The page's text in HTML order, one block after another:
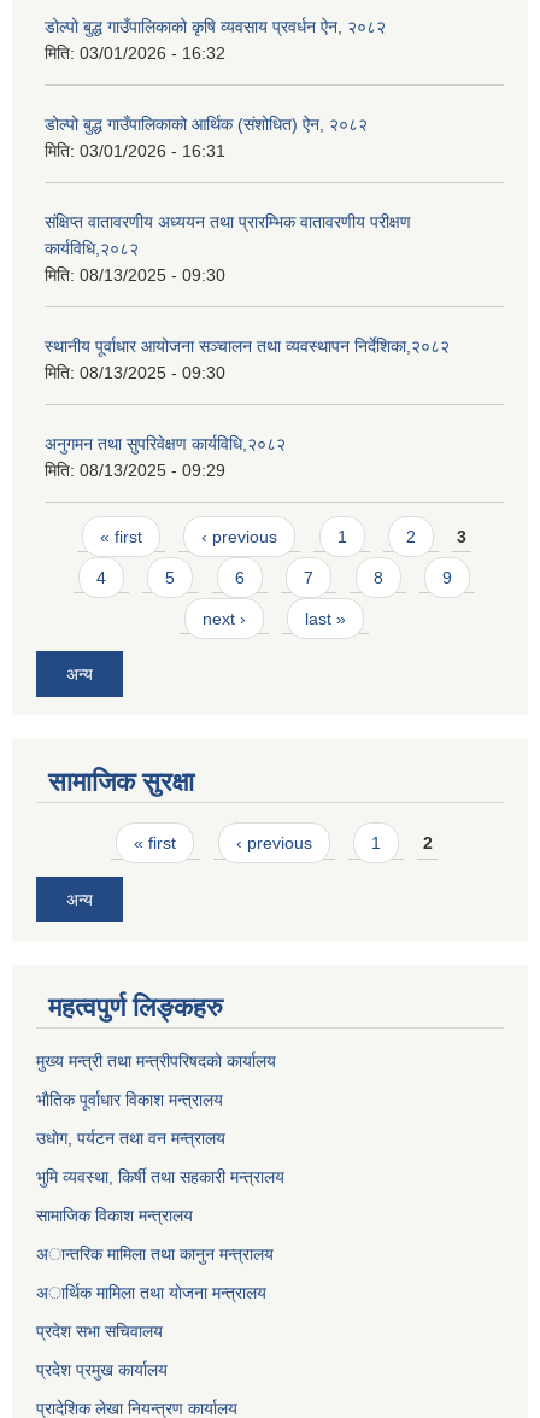
डोल्पो बुद्ध गाउँपालिकाको कृषि व्यवसाय प्रवर्धन ऐन, २०८२
मिति: 03/01/2026 - 16:32
डोल्पो बुद्ध गाउँपालिकाको आर्थिक (संशोधित) ऐन, २०८२
मिति: 03/01/2026 - 16:31
संक्षिप्त वातावरणीय अध्ययन तथा प्रारम्भिक वातावरणीय परीक्षण
कार्यविधि,२०८२
मिति: 08/13/2025 - 09:30
स्थानीय पूर्वाधार आयोजना सञ्चालन तथा व्यवस्थापन निर्देशिका,२०८२
मिति: 08/13/2025 - 09:30
अनुगमन तथा सुपरिवेक्षण कार्यविधि,२०८२
मिति: 08/13/2025 - 09:29
Pages
« first ‹ previous 1 2 3
4 5 6 7 8 9
next › last »
अन्य
सामाजिक सुरक्षा
Pages« first ‹ previous 1 2
अन्य
महत्वपुर्ण लिङ्कहरु
मुख्य मन्त्री तथा मन्त्रीपरिषदकाे कार्यालय
भाैतिक पूर्वाधार विकाश मन्त्रालय
उधाेग, पर्यटन तथा वन मन्त्रालय
भुमि व्यवस्था, किर्षी तथा सहकारी मन्त्रालय
सामाजिक विकाश मन्त्रालय
अान्तरिक मामिला तथा कानुन मन्त्रालय
अार्थिक मामिला तथा याेजना मन्त्रालय
प्रदेश सभा सचिवालय
प्रदेश प्रमुख कार्यालय
प्रादेशिक लेखा नियन्त्रण कार्यालय